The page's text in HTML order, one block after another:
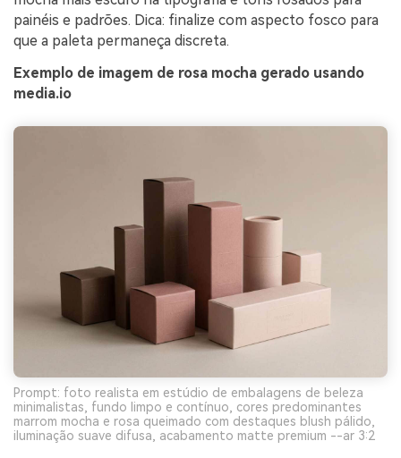
painéis e padrões. Dica: finalize com aspecto fosco para
que a paleta permaneça discreta.
Exemplo de imagem de rosa mocha gerado usando
media.io
Prompt: foto realista em estúdio de embalagens de beleza
minimalistas, fundo limpo e contínuo, cores predominantes
marrom mocha e rosa queimado com destaques blush pálido,
iluminação suave difusa, acabamento matte premium --ar 3:2